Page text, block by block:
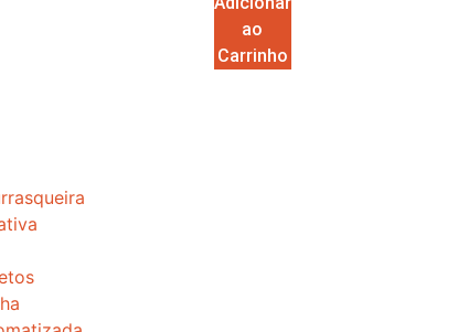
ao
Carrinho